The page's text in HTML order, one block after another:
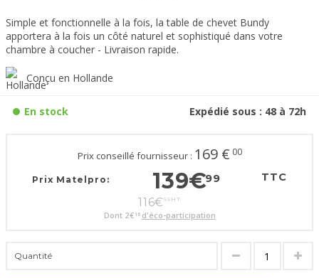
Simple et fonctionnelle à la fois, la table de chevet Bundy
apportera à la fois un côté naturel et sophistiqué dans votre
chambre à coucher - Livraison rapide.
Conçu en Hollande
En stock Expédié sous : 48 à 72h
Prix conseillé fournisseur : 169 € 00
Prix Matelpro: 139€99 TTC
116€66 HT
Dont 2€ 16 d'éco-participation
Quantité